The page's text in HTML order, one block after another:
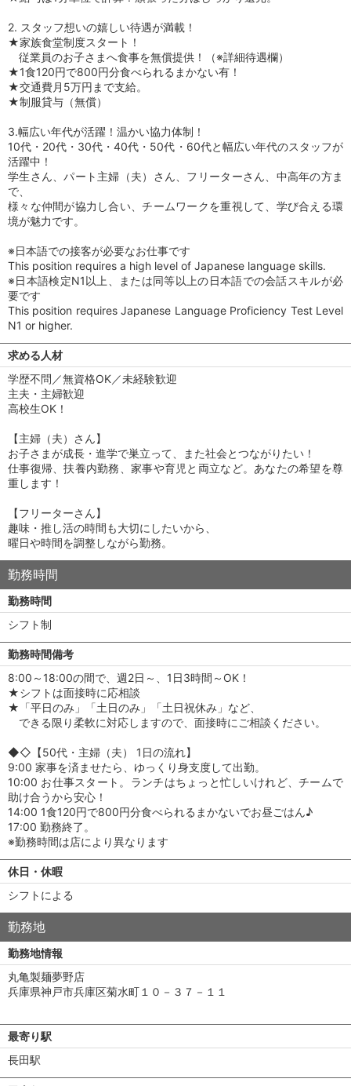
2. スタッフ想いの嬉しい待遇が満載！
★家族食堂制度スタート！
従業員のお子さまへ食事を無償提供！（※詳細待遇欄）
★1食120円で800円分食べられるまかない有！
★交通費月5万円まで支給。
★制服貸与（無償）
3.幅広い年代が活躍！温かい協力体制！
10代・20代・30代・40代・50代・60代と幅広い年代のスタッフが
活躍中！
学生さん、パート主婦（夫）さん、フリーターさん、中高年の方ま
で、
様々な仲間が協力し合い、チームワークを重視して、学び合える環
境が魅力です。
※日本語での接客が必要なお仕事です
This position requires a high level of Japanese language skills.
※日本語検定N1以上、または同等以上の日本語での会話スキルが必
要です
This position requires Japanese Language Proficiency Test Level
N1 or higher.
求める人材
学歴不問／無資格OK／未経験歓迎
主夫・主婦歓迎
高校生OK！
【主婦（夫）さん】
お子さまが成長・進学で巣立って、また社会とつながりたい！
仕事復帰、扶養内勤務、家事や育児と両立など。あなたの希望を尊
重します！
【フリーターさん】
趣味・推し活の時間も大切にしたいから、
曜日や時間を調整しながら勤務。
勤務時間
勤務時間
シフト制
勤務時間備考
8:00～18:00の間で、週2日～、1日3時間～OK！
★シフトは面接時に応相談
★「平日のみ」「土日のみ」「土日祝休み」など、
できる限り柔軟に対応しますので、面接時にご相談ください。
◆◇【50代・主婦（夫） 1日の流れ】
9:00 家事を済ませたら、ゆっくり身支度して出勤。
10:00 お仕事スタート。ランチはちょっと忙しいけれど、チームで
助け合うから安心！
14:00 1食120円で800円分食べられるまかないでお昼ごはん♪
17:00 勤務終了。
※勤務時間は店により異なります
休日・休暇
シフトによる
勤務地
勤務地情報
丸亀製麺夢野店
兵庫県神戸市兵庫区菊水町１０－３７－１１
最寄り駅
長田駅